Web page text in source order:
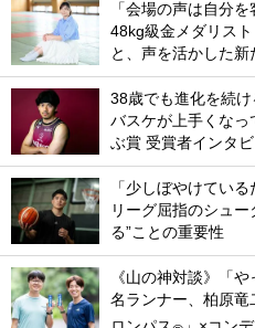
「会場の声は自分
48kg級金メダリス
と、声を活かした新
38歳でも進化を続
バスケが上手くな
ぶ賞 受賞者インタビ
「少しぼやけてい
リーグ屈指のシュー
る”ことの重要性
《山の神対談》「
名ランナー、柏原竜